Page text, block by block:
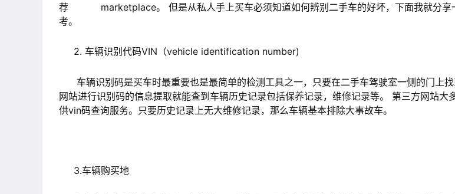
荐 marketplace。 但是从私人手上买车必须知道如何辨别二手车的好坏，下面我就分享
考。
2. 车辆识别代码VIN（vehicle identification number)
车辆识别码是买车时最重要也是最简单的检测工具之一，只要在二手车驾驶室一侧的门上
网站进行识别码的信息提取就能查到车辆历史记录包括保养记录，维修记录等。 第三方网站大
供vin码查询服务。只要历史记录上无大维修记录，那么车辆基本排除大事故车。
3.车辆购买地